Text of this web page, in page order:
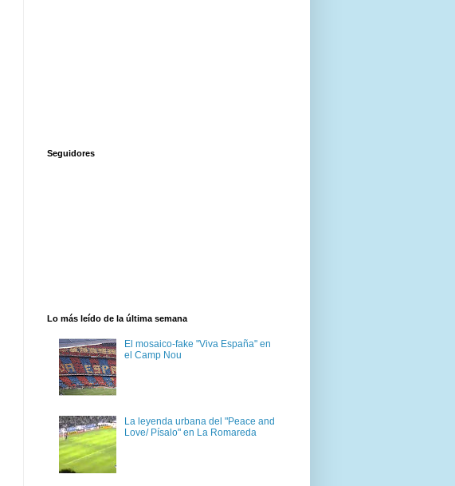
Seguidores
Lo más leído de la última semana
El mosaico-fake "Viva España" en
el Camp Nou
La leyenda urbana del "Peace and
Love/ Písalo" en La Romareda